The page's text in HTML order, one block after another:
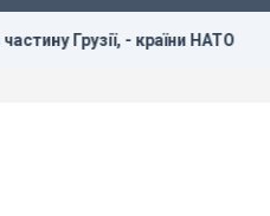
НАТО В результаті